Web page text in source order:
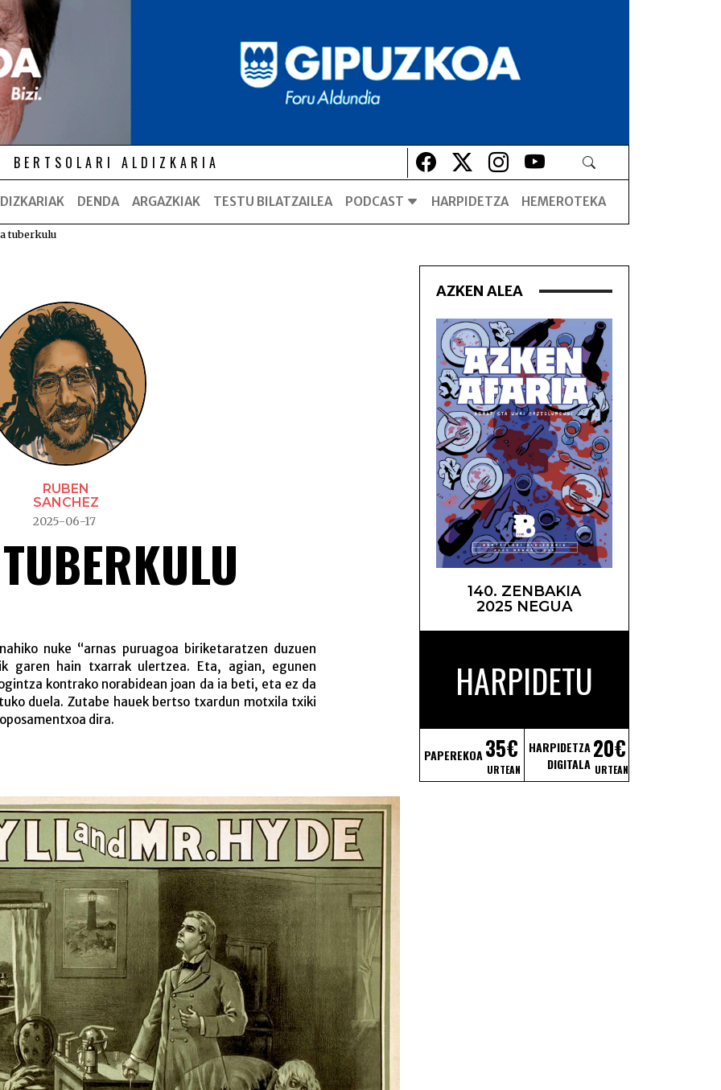
BERTSOLARI ALDIZKARIA Lehio berrian irekiko da
Lehio berrian irekiko da
Lehio berrian irekiko da
Lehio berrian irekiko da
DENDA ARGAZKIAK TESTU BILATZAILEA PODCAST HARPIDETZA HEMEROTEKA
tuberkulu
RUBEN
SANCHEZ
2025-06-17
nuke “arnas puruagoa biriketaratzen duzuen
garen hain txarrak ulertzea. Eta, agian, egunen
kontrako norabidean joan da ia beti, eta ez da
duela. Zutabe hauek bertso txardun motxila txiki
dira.
AZKEN ALEA
140. ZENBAKIA
2025 NEGUA
HARPIDETU
PAPEREKOA35€
URTEAN
HARPIDETZA
DIGITALA
20€
URTEAN